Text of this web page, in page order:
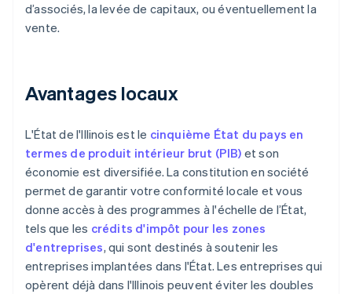
d’associés, la levée de capitaux, ou éventuellement la
vente.
Avantages locaux
L'État de l'Illinois est le cinquième État du pays en
termes de produit intérieur brut (PIB) et son
économie est diversifiée. La constitution en société
permet de garantir votre conformité locale et vous
donne accès à des programmes à l'échelle de l’État,
tels que les crédits d'impôt pour les zones
d'entreprises, qui sont destinés à soutenir les
entreprises implantées dans l'État. Les entreprises qui
opèrent déjà dans l'Illinois peuvent éviter les doubles